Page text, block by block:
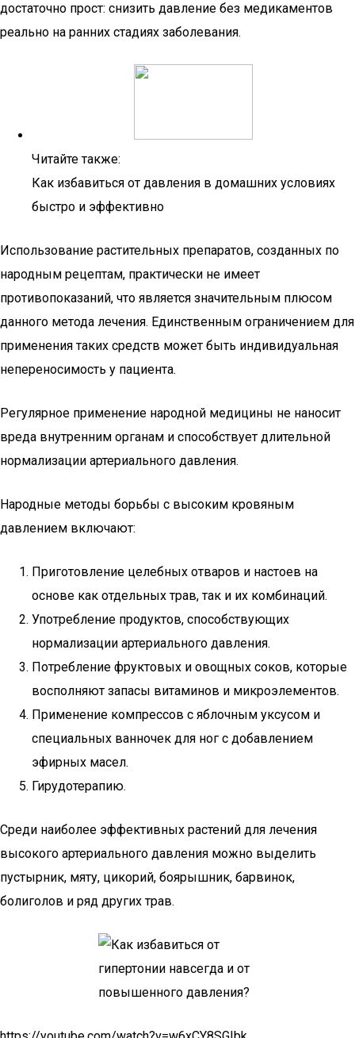
достаточно прост: снизить давление без медикаментов
реально на ранних стадиях заболевания.
Читайте также:
Как избавиться от давления в домашних условиях
быстро и эффективно
Использование растительных препаратов, созданных по
народным рецептам, практически не имеет
противопоказаний, что является значительным плюсом
данного метода лечения. Единственным ограничением для
применения таких средств может быть индивидуальная
непереносимость у пациента.
Регулярное применение народной медицины не наносит
вреда внутренним органам и способствует длительной
нормализации артериального давления.
Народные методы борьбы с высоким кровяным
давлением включают:
Приготовление целебных отваров и настоев на
основе как отдельных трав, так и их комбинаций.
Употребление продуктов, способствующих
нормализации артериального давления.
Потребление фруктовых и овощных соков, которые
восполняют запасы витаминов и микроэлементов.
Применение компрессов с яблочным уксусом и
специальных ванночек для ног с добавлением
эфирных масел.
Гирудотерапию.
Среди наиболее эффективных растений для лечения
высокого артериального давления можно выделить
пустырник, мяту, цикорий, боярышник, барвинок,
болиголов и ряд других трав.